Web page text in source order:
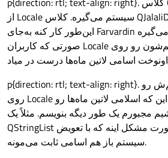
از Locale سیستم می‌گیره. کلاس QJalaliDate اگر قرار باشه
این‌طور کار کنه به‌جای Farvardin و غیره می‌گیره January و ... در
صورتی که کاربران Locale سیستم‌شون رو روی Asia/Tehran
p{direction: rtl; text-align: right}. اما هیچ‌کس نمیاد سیستم‌ش رو
روی Locale ایران تنظیم بکنه! برای این که اسلامی لاتین ماه‌ها رو
مجبورم یک طور دیگه بنویسم. مثلاً یک
QStringList ثابت. در این‌صورت مشکل اینه که با تعویض Locale
سیستم باز هم اسامی ثابت می‌مونه.